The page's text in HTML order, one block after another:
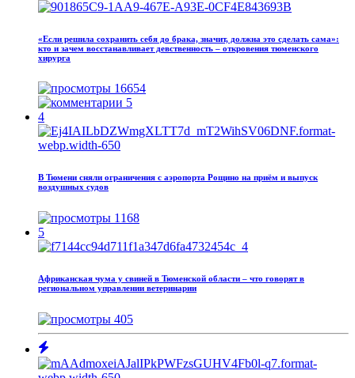
«Если решила сохранить себя до брака, значит, должна это сделать сама»:
кто и зачем восстанавливает девственность – откровения тюменского
хирурга
16654
5
4
В Тюмени сняли ограничения с аэропорта Рощино на приём и выпуск
воздушных судов
1168
5
Африканская чума у свиней в Тюменской области – что говорят в
региональном управлении ветеринарии
405